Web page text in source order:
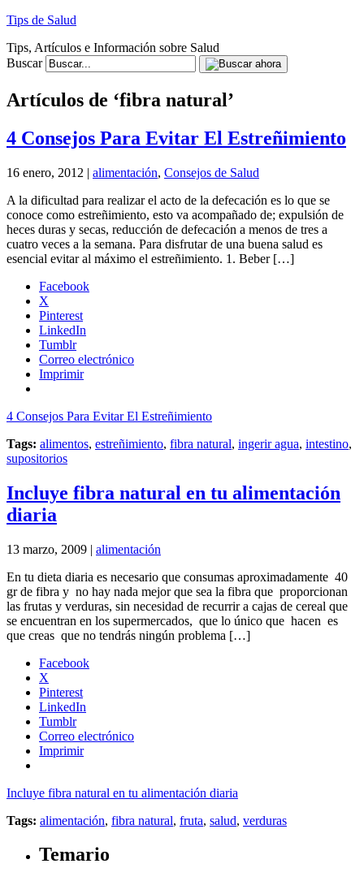
Tips de Salud
Tips, Artículos e Información sobre Salud
Buscar
Artículos de ‘fibra natural’
4 Consejos Para Evitar El Estreñimiento
16 enero, 2012 | alimentación, Consejos de Salud
A la dificultad para realizar el acto de la defecación es lo que se
conoce como estreñimiento, esto va acompañado de; expulsión de
heces duras y secas, reducción de defecación a menos de tres a
cuatro veces a la semana. Para disfrutar de una buena salud es
esencial evitar al máximo el estreñimiento. 1. Beber […]
Facebook
X
Pinterest
LinkedIn
Tumblr
Correo electrónico
Imprimir
4 Consejos Para Evitar El Estreñimiento
Tags: alimentos, estreñimiento, fibra natural, ingerir agua, intestino,
supositorios
Incluye fibra natural en tu alimentación
diaria
13 marzo, 2009 | alimentación
En tu dieta diaria es necesario que consumas aproximadamente 40
gr de fibra y no hay nada mejor que sea la fibra que proporcionan
las frutas y verduras, sin necesidad de recurrir a cajas de cereal que
se encuentran en los supermercados, que lo único que hacen es
que creas que no tendrás ningún problema […]
Facebook
X
Pinterest
LinkedIn
Tumblr
Correo electrónico
Imprimir
Incluye fibra natural en tu alimentación diaria
Tags: alimentación, fibra natural, fruta, salud, verduras
Temario